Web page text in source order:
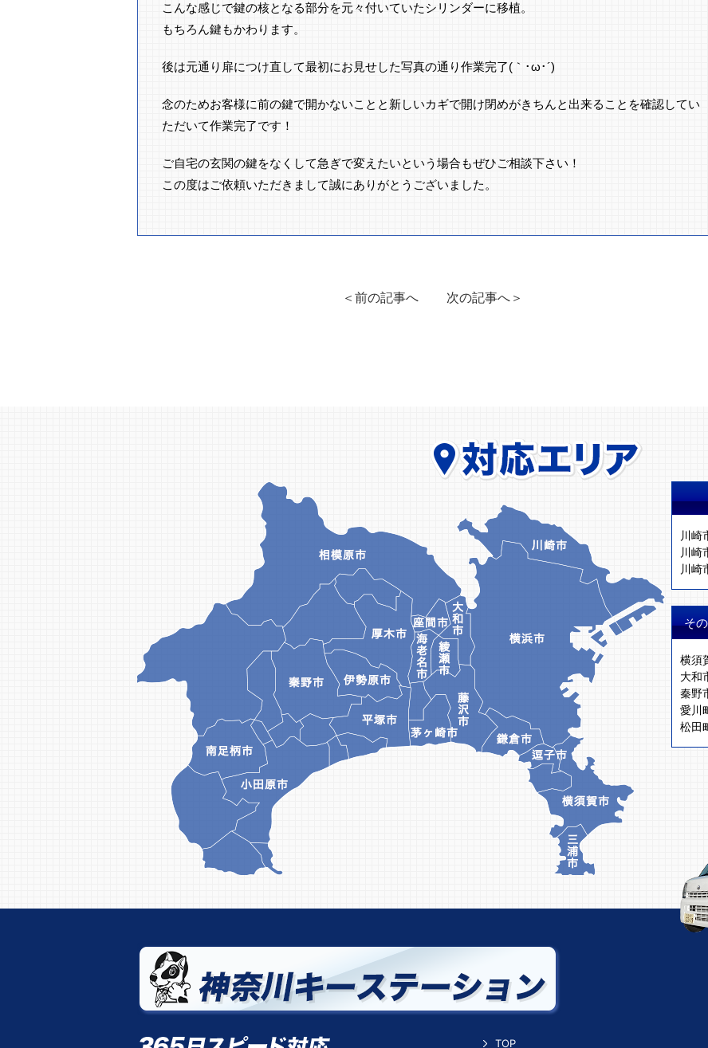
こんな感じで鍵の核となる部分を元々付いていたシリンダーに移植。
もちろん鍵もかわります。
後は元通り扉につけ直して最初にお見せした写真の通り作業完了(｀･ω･´)ゞ
念のためお客様に前の鍵で開かないことと新しいカギで開け閉めがきちんと出来ることを確認してい
ただいて作業完了です！
ご自宅の玄関の鍵をなくして急ぎで変えたいという場合もぜひご相談下さい！
この度はご依頼いただきまして誠にありがとうございました。
＜前の記事へ 次の記事へ＞
川崎
川崎
川崎
そ
横須
大和
秦野
愛川
松田
TOP